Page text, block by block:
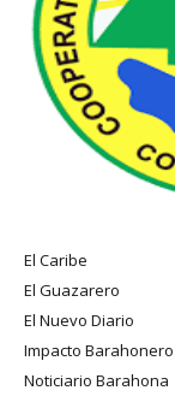
El Caribe
El Guazarero
El Nuevo Diario
Impacto Barahonero
Noticiario Barahona